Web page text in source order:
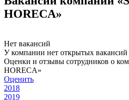
HORECA»
Нет вакансий
У компании нет открытых вакансий
Оценки и отзывы сотрудников о
HORECA»
Оценить
2018
2019